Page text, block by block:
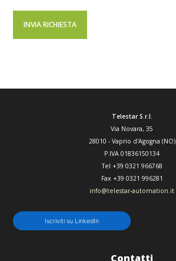
Contatti
Telestar S.r.l.
Via Novara, 35
28010 - Vaprio d'Agogna (NO)
P.IVA 01836150134
Tel +39 0321 966768
Fax +39 0321 996281
info@telestar-automation.it
Iscriviti su LinkedIn